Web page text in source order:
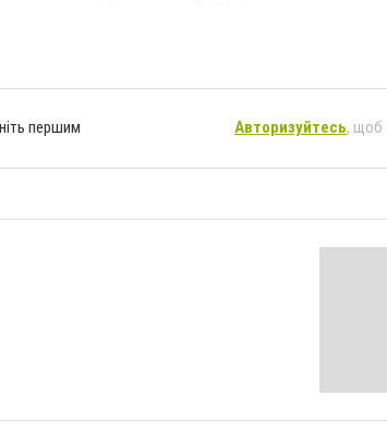
першим Авторизуйтесь, щоб